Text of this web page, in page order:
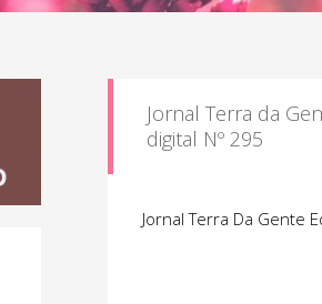
Jornal Terra da
digital Nº 295
Jornal Terra Da Gente